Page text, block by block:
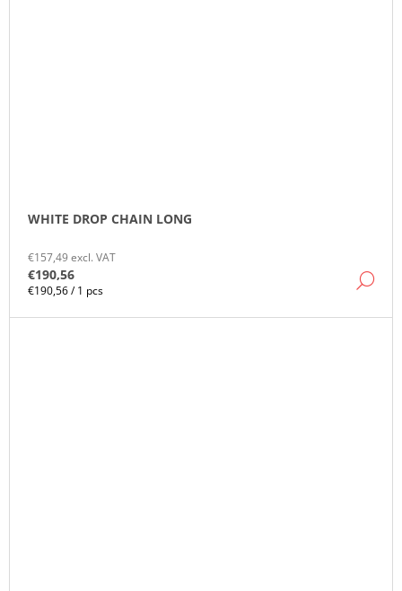
WHITE DROP CHAIN LONG
€157,49 excl. VAT
€190,56
Measure
€190,56 / 1 pcs